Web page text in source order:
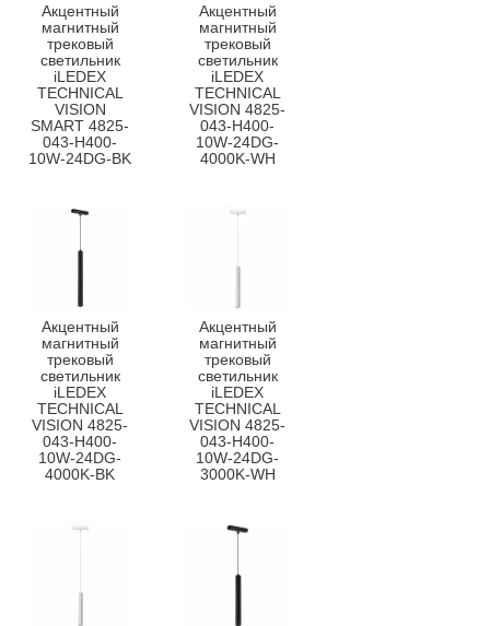
Акцентный
магнитный
трековый
светильник
iLEDEX
TECHNICAL
VISION
SMART 4825-
043-H400-
10W-24DG-BK
Акцентный
магнитный
трековый
светильник
iLEDEX
TECHNICAL
VISION 4825-
043-H400-
10W-24DG-
4000K-WH
Акцентный
магнитный
трековый
светильник
iLEDEX
TECHNICAL
VISION 4825-
043-H400-
10W-24DG-
4000K-BK
Акцентный
магнитный
трековый
светильник
iLEDEX
TECHNICAL
VISION 4825-
043-H400-
10W-24DG-
3000K-WH